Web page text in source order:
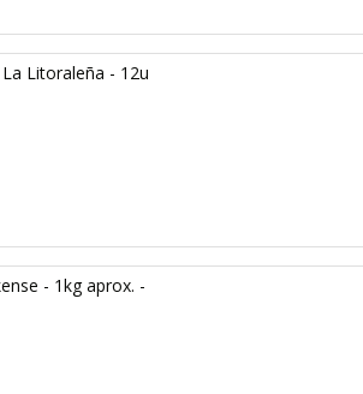
Litoraleña - 12u
- 1kg aprox. -